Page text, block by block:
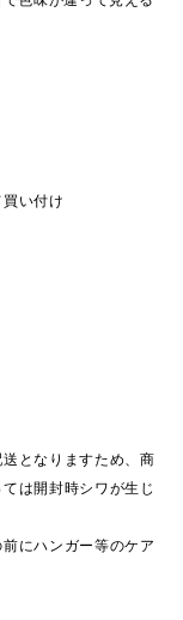
い付け
となりますため、商
は開封時シワが生じ
にハンガー等のケア